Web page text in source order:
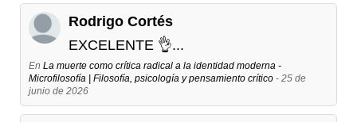
Rodrigo Cortés
EXCELENTE 👌...
En La muerte como crítica radical a la identidad moderna -
Microfilosofía | Filosofía, psicología y pensamiento crítico - 25 de
junio de 2026